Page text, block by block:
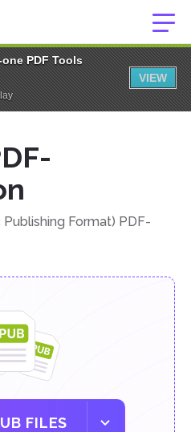
PDF Tools
VIEW
Format) PDF-
FILES